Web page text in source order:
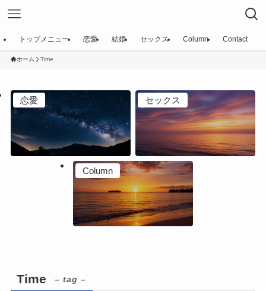
トップメニュー 恋愛 結婚 セックス Column Contact
ホーム Time
恋愛 セックス
Column
Time – tag –